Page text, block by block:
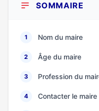
SOMMAIRE
1 Nom du maire
2 Âge du maire
3 Profession du
4 Contacter le maire